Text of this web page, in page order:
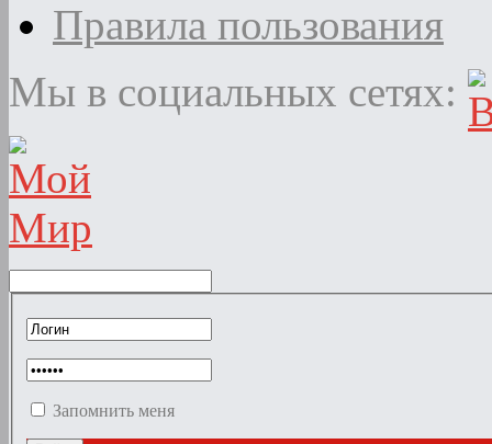
Правила пользования
Мы в социальных сетях:
Запомнить меня